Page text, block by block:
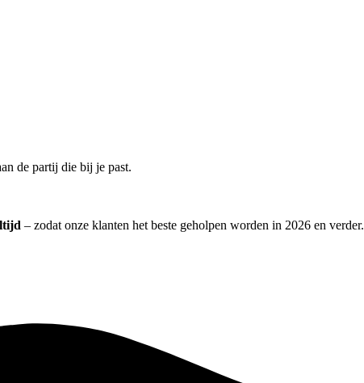
de partij die bij je past.
– zodat onze klanten het beste geholpen worden in 2026 en verder.